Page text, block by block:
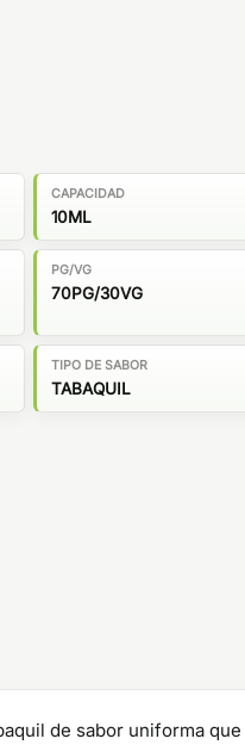
CAPACIDAD
10ML
PG/VG
70PG/30VG
TIPO DE SABOR
TABAQUIL
de sabor uniforma